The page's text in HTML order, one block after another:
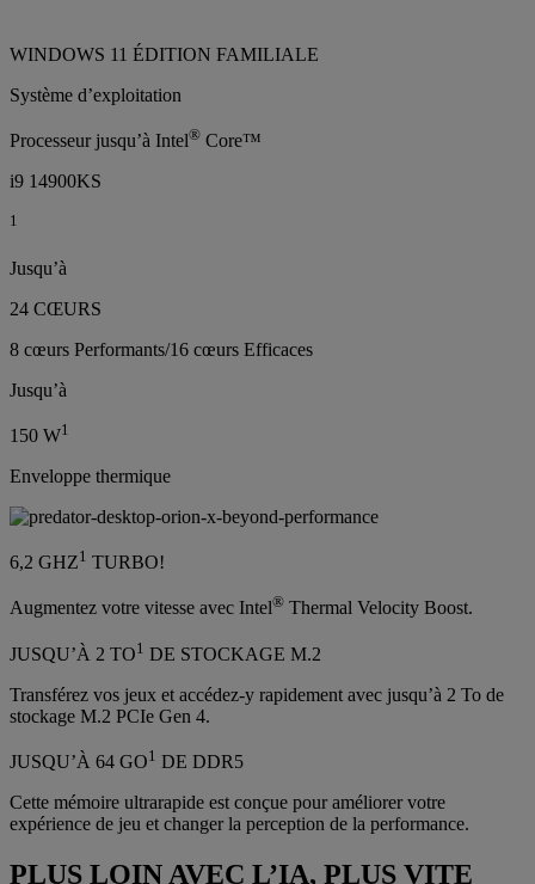
WINDOWS 11 ÉDITION FAMILIALE
Système d’exploitation
Processeur jusqu’à Intel® Core™
i9 14900KS
1
Jusqu’à
24 CŒURS
8 cœurs Performants/16 cœurs Efficaces
Jusqu’à
150 W1
Enveloppe thermique
6,2 GHZ1 TURBO!
Augmentez votre vitesse avec Intel® Thermal Velocity Boost.
JUSQU’À 2 TO1 DE STOCKAGE M.2
Transférez vos jeux et accédez-y rapidement avec jusqu’à 2 To de
stockage M.2 PCIe Gen 4.
JUSQU’À 64 GO1 DE DDR5
Cette mémoire ultrarapide est conçue pour améliorer votre
expérience de jeu et changer la perception de la performance.
PLUS LOIN AVEC L’IA, PLUS VITE